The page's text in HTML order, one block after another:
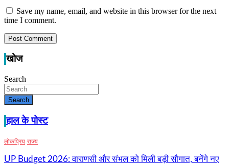
Save my name, email, and website in this browser for the next
time I comment.
खोज
Search
Search
हाल के पोस्ट
लोकप्रिय राज्य
UP Budget 2026: वाराणसी और संभल को मिली बड़ी सौगात, बनेंगे नए